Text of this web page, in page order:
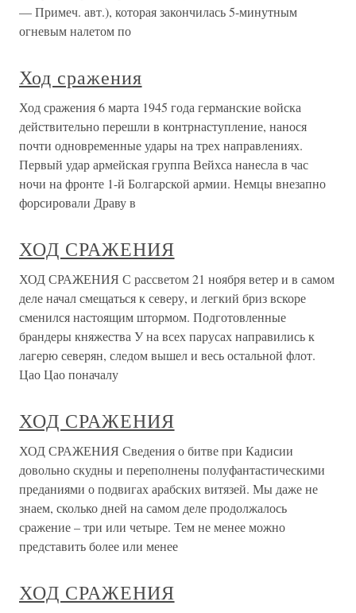
— Примеч. авт.), которая закончилась 5-минутным
огневым налетом по
Ход сражения
Ход сражения 6 марта 1945 года германские войска
действительно перешли в контрнаступление, нанося
почти одновременные удары на трех направлениях.
Первый удар армейская группа Вейхса нанесла в час
ночи на фронте 1-й Болгарской армии. Немцы внезапно
форсировали Драву в
ХОД СРАЖЕНИЯ
ХОД СРАЖЕНИЯ С рассветом 21 ноября ветер и в самом
деле начал смещаться к северу, и легкий бриз вскоре
сменился настоящим штормом. Подготовленные
брандеры княжества У на всех парусах направились к
лагерю северян, следом вышел и весь остальной флот.
Цао Цао поначалу
ХОД СРАЖЕНИЯ
ХОД СРАЖЕНИЯ Сведения о битве при Кадисии
довольно скудны и переполнены полуфантастическими
преданиями о подвигах арабских витязей. Мы даже не
знаем, сколько дней на самом деле продолжалось
сражение – три или четыре. Тем не менее можно
представить более или менее
ХОД СРАЖЕНИЯ